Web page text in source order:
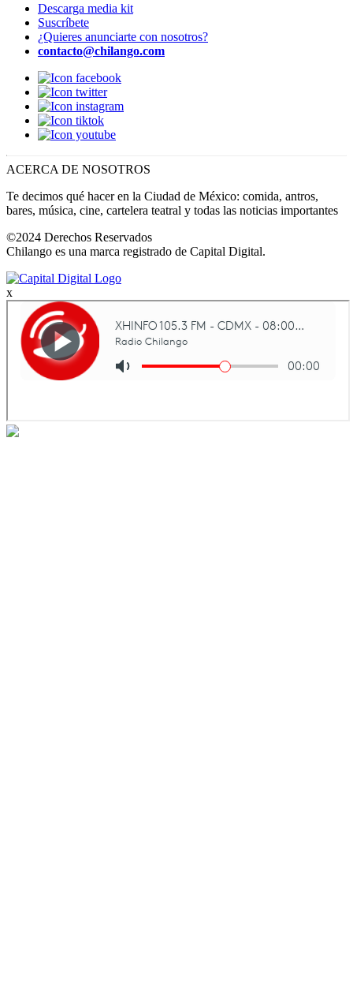
Descarga media kit
Suscríbete
¿Quieres anunciarte con nosotros?
contacto@chilango.com
ACERCA DE NOSOTROS
Te decimos qué hacer en la Ciudad de México: comida, antros,
bares, música, cine, cartelera teatral y todas las noticias importantes
©2024 Derechos Reservados
Chilango es una marca registrado de Capital Digital.
x